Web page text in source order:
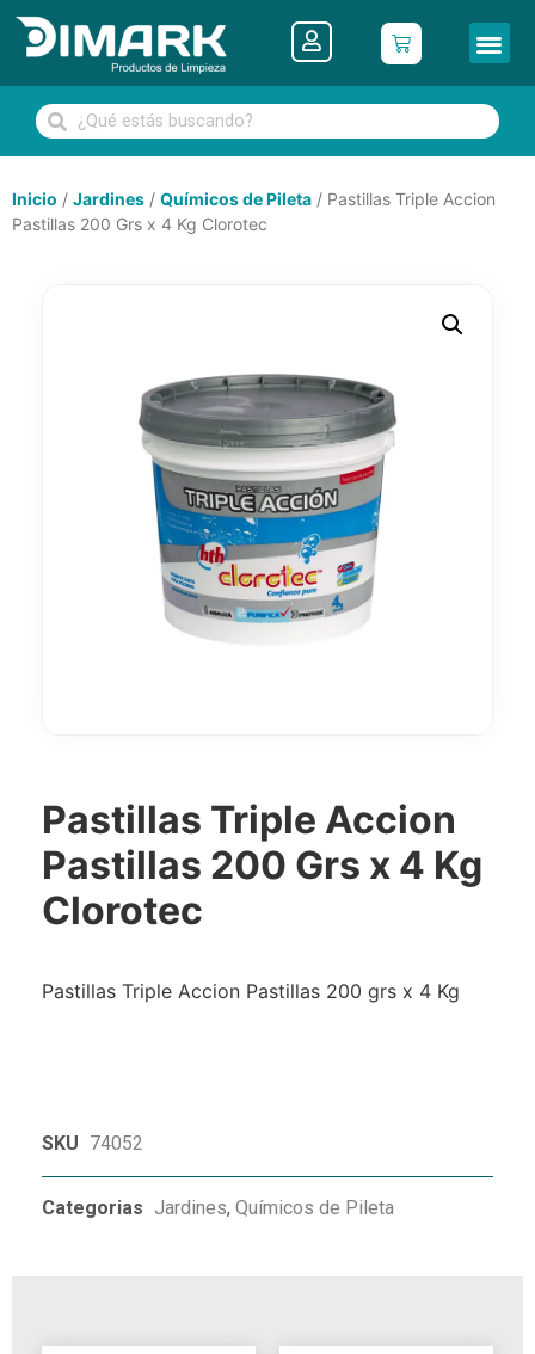
Inicio / Jardines / Químicos de Pileta / Pastillas Triple Accion
Pastillas 200 Grs x 4 Kg Clorotec
Pastillas Triple Accion
Pastillas 200 Grs x 4 Kg
Clorotec
Pastillas Triple Accion Pastillas 200 grs x 4 Kg
SKU 74052
Categorias Jardines, Químicos de Pileta